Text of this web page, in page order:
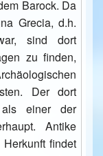
Barock. Da
Grecia, d.h.
sind dort
zu finden,
Der dort
als einer der
Antike
findet